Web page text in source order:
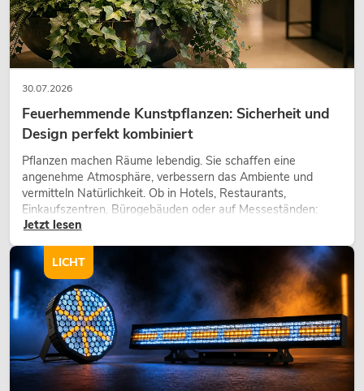
30.07.2026
Feuerhemmende Kunstpflanzen: Sicherheit und
Design perfekt kombiniert
Pflanzen machen Räume lebendig. Sie schaffen eine
angenehme Atmosphäre, verbessern das Ambiente und
vermitteln Natürlichkeit. Ob in Hotels, Restaurants,
Einkaufszentren, Bürogebäuden oder auf Messeständen:
eine hochwertige Begrünung gehört heute längst zum
Jetzt lesen
LICHT